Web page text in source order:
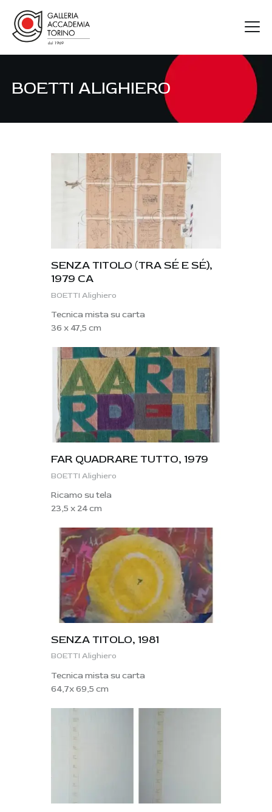
BOETTI ALIGHIERO
GAT
FIERE
CONTATTI
SENZA TITOLO (TRA SÉ E SÉ),
1979 CA
BOETTI Alighiero
Tecnica mista su carta
36 x 47,5 cm
FAR QUADRARE TUTTO, 1979
BOETTI Alighiero
Ricamo su tela
23,5 x 24 cm
SENZA TITOLO, 1981
BOETTI Alighiero
Tecnica mista su carta
64,7x 69,5 cm